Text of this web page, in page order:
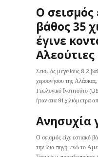
Ο σεισμός
βάθος 35
έγινε
Σεισμός μεγέθους 8,2
χερσονήσου της
Γεωλογικό Ινστιτούτο
ήταν στα 91 χιλιόμετρα
Ανησυχία
Ο σεισμός είχε εστιακό
την ίδια πηγή, ενώ το